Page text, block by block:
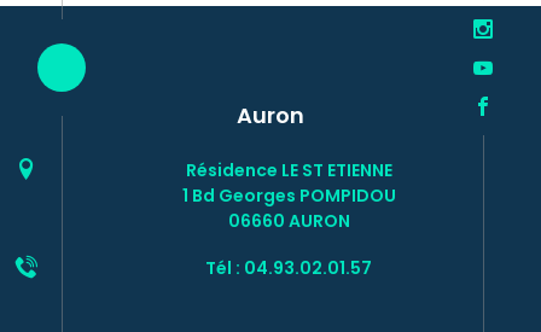
Auron
Résidence LE ST ETIENNE
1 Bd Georges POMPIDOU
06660 AURON
Tél : 04.93.02.01.57